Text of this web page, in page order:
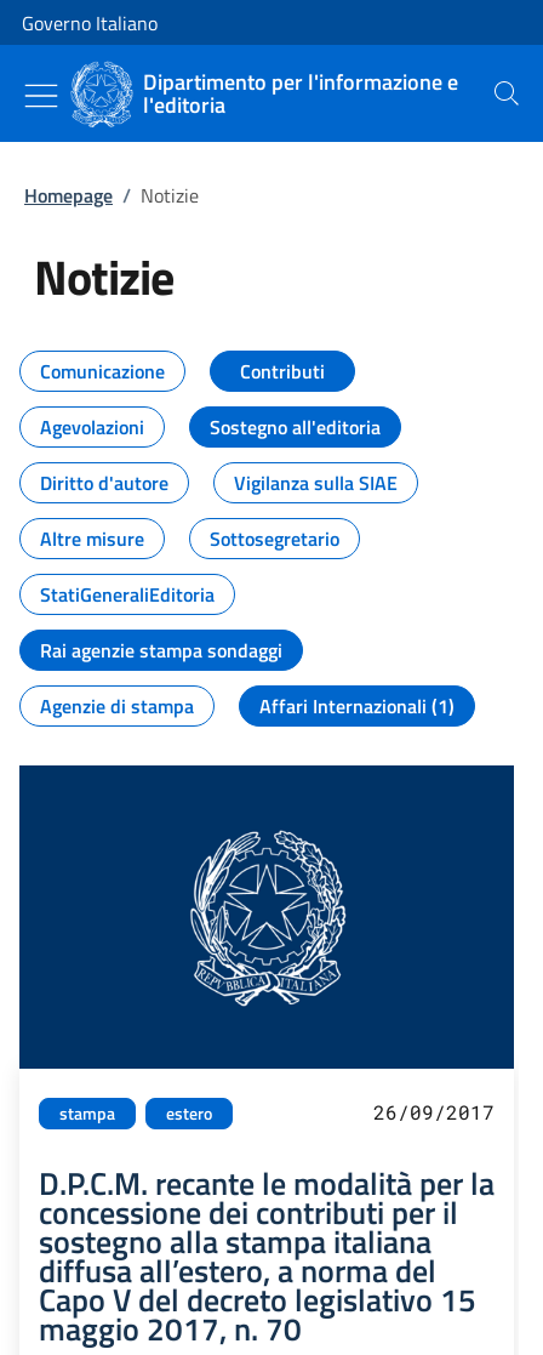
Vai al contenuto
Vai alla navigazione del sito
Governo Italiano
Dipartimento per l'informazione e
l'editoria Cerca
Homepage / Notizie
Notizie
Tutti i contenuti della pagina
Comunicazione
Contributi
Agevolazioni
Sostegno all'editoria
Diritto d'autore
Vigilanza sulla SIAE
Altre misure
Sottosegretario
StatiGeneraliEditoria
Rai agenzie stampa sondaggi
Agenzie di stampa
Affari Internazionali (1)
stampa estero 26/09/2017
D.P.C.M. recante le modalità per la
concessione dei contributi per il
sostegno alla stampa italiana
diffusa all’estero, a norma del
Capo V del decreto legislativo 15
maggio 2017, n. 70